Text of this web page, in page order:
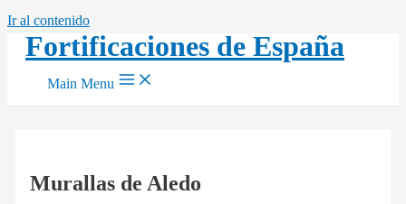
Ir al contenido
Fortificaciones de España
Main Menu
Murallas de Aledo